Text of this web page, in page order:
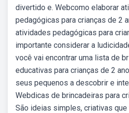
divertido e. Webcomo elaborar
pedagógicas para crianças de 2
atividades pedagógicas para
importante considerar a
você vai encontrar uma lista de
educativas para crianças de 2
seus pequenos a descobrir e
Webdicas de brincadeiras para
São ideias simples, criativas